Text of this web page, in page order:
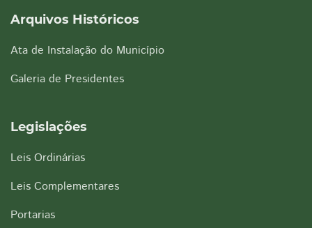
Arquivos Históricos
Ata de Instalação do Município
Galeria de Presidentes
Legislações
Leis Ordinárias
Leis Complementares
Portarias